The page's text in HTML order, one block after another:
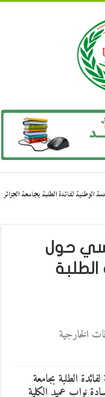
الوطنية لفائدة الطلبة بجامعة الجزائر
حول
الخارجية
الطلبة بجامعة
نواب عميد الكلية